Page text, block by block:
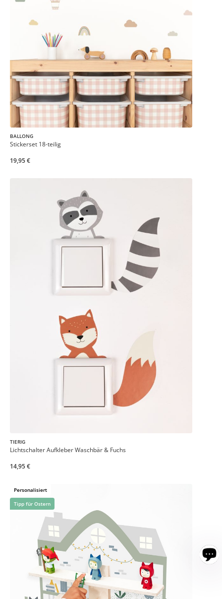
BALLONG
Stickerset 18-teilig
19,95 €
TIERIG
Lichtschalter Aufkleber Waschbär & Fuchs
14,95 €
Personalisiert
Tipp für Ostern